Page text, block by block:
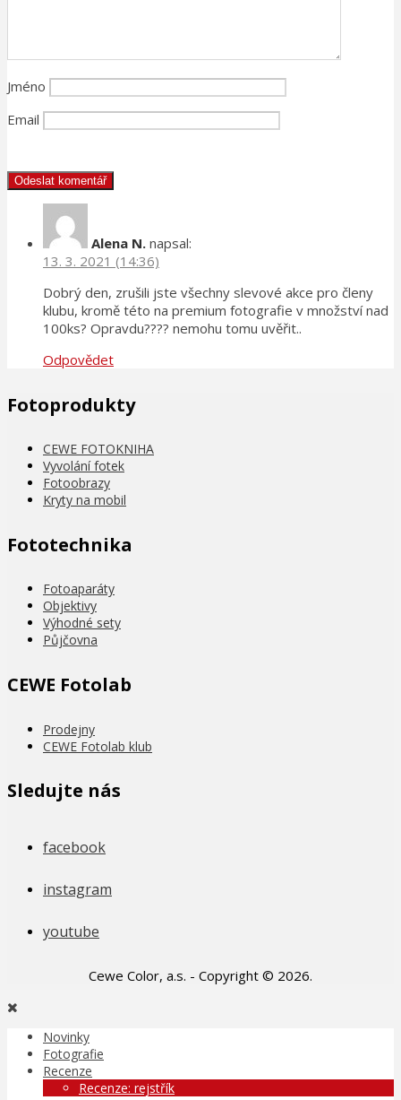
Jméno
Email
Alena N. napsal:
13. 3. 2021 (14:36)
Dobrý den, zrušili jste všechny slevové akce pro členy
klubu, kromě této na premium fotografie v množství nad
100ks? Opravdu???? nemohu tomu uvěřit..
Odpovědet
Fotoprodukty
CEWE FOTOKNIHA
Vyvolání fotek
Fotoobrazy
Kryty na mobil
Fototechnika
Fotoaparáty
Objektivy
Výhodné sety
Půjčovna
CEWE Fotolab
Prodejny
CEWE Fotolab klub
Sledujte nás
facebook
instagram
youtube
Cewe Color, a.s. - Copyright © 2026.
Novinky
Fotografie
Recenze
Recenze: rejstřík